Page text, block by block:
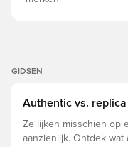
GIDSEN
Authentic vs.
Ze lijken misschien op
aanzienlijk. Ontdek